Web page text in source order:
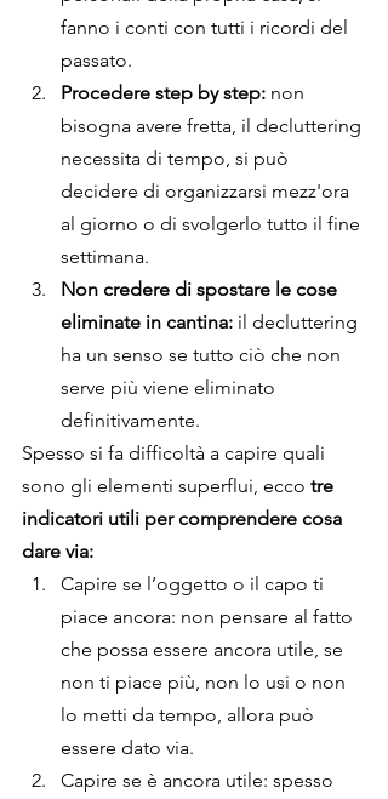
fanno i conti con tutti i ricordi del
passato.
Procedere step by step: non
bisogna avere fretta, il decluttering
necessita di tempo, si può
decidere di organizzarsi mezz'ora
al giorno o di svolgerlo tutto il fine
settimana.
Non credere di spostare le cose
eliminate in cantina: il decluttering
ha un senso se tutto ciò che non
serve più viene eliminato
definitivamente.
Spesso si fa difficoltà a capire quali
sono gli elementi superflui, ecco tre
indicatori utili per comprendere cosa
dare via:
Capire se l’oggetto o il capo ti
piace ancora: non pensare al fatto
che possa essere ancora utile, se
non ti piace più, non lo usi o non
lo metti da tempo, allora può
essere dato via.
Capire se è ancora utile: spesso